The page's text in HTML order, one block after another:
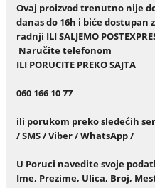
Ovaj proizvod trenutno nije
danas do 16h i biće dostupan
radnji ILI SALJEMO
Naručite telefonom
ILI PORUCITE PREKO SAJTA
060 166 10 77
ili porukom preko sledećih
/ SMS / Viber / WhatsApp /
U Poruci navedite svoje
Ime, Prezime, Ulica, Broj,